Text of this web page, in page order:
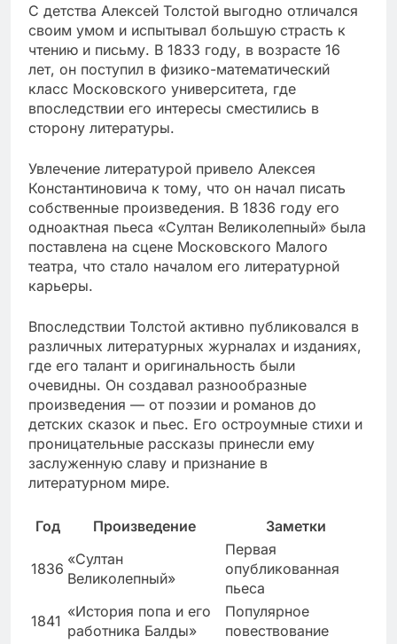
С детства Алексей Толстой выгодно отличался
своим умом и испытывал большую страсть к
чтению и письму. В 1833 году, в возрасте 16
лет, он поступил в физико-математический
класс Московского университета, где
впоследствии его интересы сместились в
сторону литературы.
Увлечение литературой привело Алексея
Константиновича к тому, что он начал писать
собственные произведения. В 1836 году его
одноактная пьеса «Султан Великолепный» была
поставлена на сцене Московского Малого
театра, что стало началом его литературной
карьеры.
Впоследствии Толстой активно публиковался в
различных литературных журналах и изданиях,
где его талант и оригинальность были
очевидны. Он создавал разнообразные
произведения — от поэзии и романов до
детских сказок и пьес. Его остроумные стихи и
проницательные рассказы принесли ему
заслуженную славу и признание в
литературном мире.
Год Произведение Заметки
1836
«Султан
Великолепный»
Первая
опубликованная
пьеса
1841
«История попа и его
работника Балды»
Популярное
повествование